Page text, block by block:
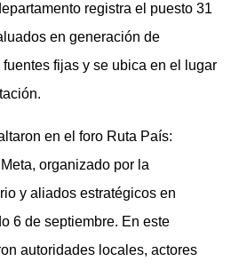
registra el puesto 31
en generación de
fijas y se ubica en el lugar
en el foro Ruta País:
organizado por la
y aliados estratégicos en
6 de septiembre. En este
autoridades locales, actores